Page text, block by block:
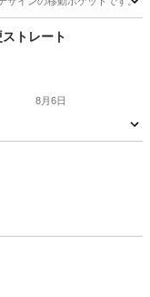
トレート
8月6日